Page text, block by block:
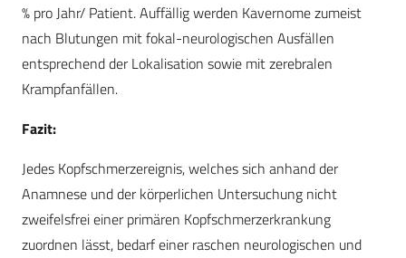
% pro Jahr/ Patient. Auffällig werden Kavernome zumeist
nach Blutungen mit fokal-neurologischen Ausfällen
entsprechend der Lokalisation sowie mit zerebralen
Krampfanfällen.
Fazit:
Jedes Kopfschmerzereignis, welches sich anhand der
Anamnese und der körperlichen Untersuchung nicht
zweifelsfrei einer primären Kopfschmerzerkrankung
zuordnen lässt, bedarf einer raschen neurologischen und